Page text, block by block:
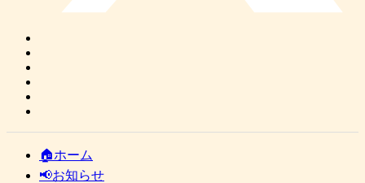
🏠ホーム
📢お知らせ